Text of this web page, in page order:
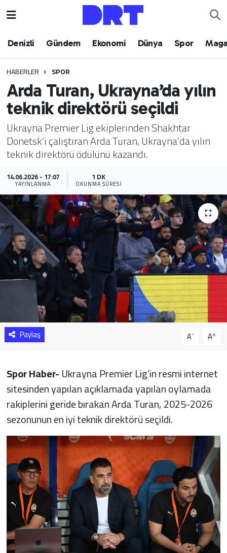
Denizli Gündem Ekonomi Dünya Spor
HABERLER SPOR
Arda Turan, Ukrayna’da yılın
teknik direktörü seçildi
Ukrayna Premier Lig ekiplerinden Shakhtar
Donetsk’i çalıştıran Arda Turan, Ukrayna’da yılın
teknik direktörü ödülünü kazandı.
14.06.2026 - 17:07
YAYINLANMA
1 DK
OKUNMA SÜRESI
Paylaş A- A+
Spor Haber-Ukrayna Premier Lig’in resmi internet
sitesinden yapılan açıklamada yapılan oylamada
rakiplerini geride bırakan Arda Turan, 2025-2026
sezonunun en iyi teknik direktörü seçildi.
Denizli
Ekonomi
Dünya
Spor
Teknoloji
Yaşam
Sağlık
Yazarlar
Resmi İlan
Resmi Reklam
Hava Durumu
Puan Durumu ve Fikstür
Tüm Manşetler
Son Dakika Haberleri